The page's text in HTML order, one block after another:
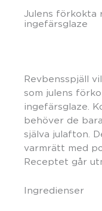
Julens förkokta
ingefärsglaze
Revbensspjäll
som julens
ingefärsglaze.
behöver de
själva julafton.
varmrätt med
Receptet går
Ingredienser